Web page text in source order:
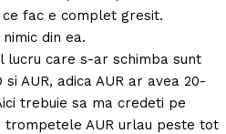
fac e complet gresit.
din ea.
lucru care s-ar schimba sunt
AUR, adica AUR ar avea 20-
trebuie sa ma credeti pe
trompetele AUR urlau peste tot